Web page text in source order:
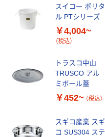
スイコー ポリタ
ル PTシリーズ
￥4,004~
（税込）
トラスコ中山
TRUSCO アル
ミボール蓋
￥452~ （税込）
スギコ産業 スギ
コ SUS304 ステ